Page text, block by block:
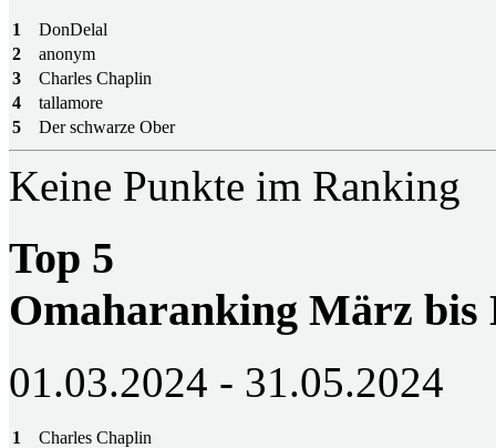
1
DonDelal
2
anonym
3
Charles Chaplin
4
tallamore
5
Der schwarze Ober
Keine Punkte im Ranking
Top 5
Omaharanking März bis
01.03.2024 - 31.05.2024
1
Charles Chaplin